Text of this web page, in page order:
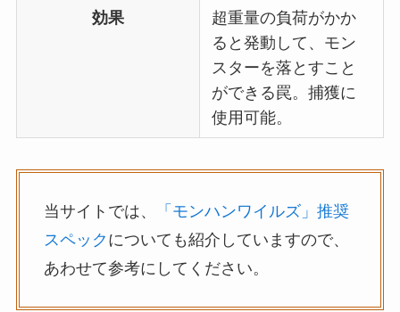
効果
超重量の負荷がかか
ると発動して、モン
スターを落とすこと
ができる罠。捕獲に
使用可能。
当サイトでは、
「モンハンワイルズ」推奨
スペック についても紹介していますので、
あわせて参考にしてください。